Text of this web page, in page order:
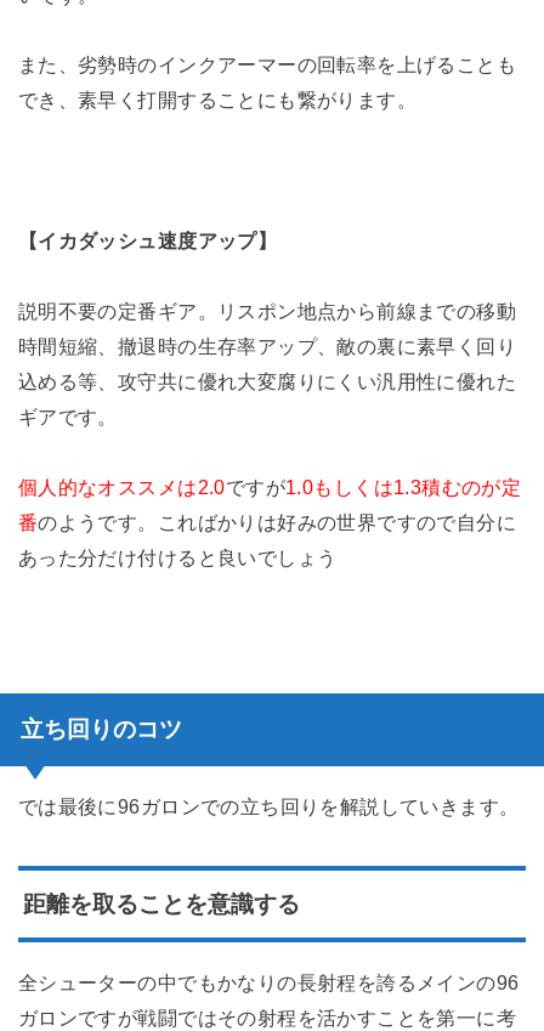
また、劣勢時のインクアーマーの回転率を上げることも
でき、素早く打開することにも繋がります。
【イカダッシュ速度アップ】
説明不要の定番ギア。リスポン地点から前線までの移動
時間短縮、撤退時の生存率アップ、敵の裏に素早く回り
込める等、攻守共に優れ大変腐りにくい汎用性に優れた
ギアです。
個人的なオススメは2.0ですが1.0もしくは1.3積むのが定
番のようです。こればかりは好みの世界ですので自分に
あった分だけ付けると良いでしょう
立ち回りのコツ
では最後に96ガロンでの立ち回りを解説していきます。
距離を取ることを意識する
全シューターの中でもかなりの長射程を誇るメインの96
ガロンですが戦闘ではその射程を活かすことを第一に考